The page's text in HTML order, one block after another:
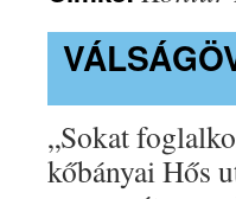
„Sokat
kőbányai Hős